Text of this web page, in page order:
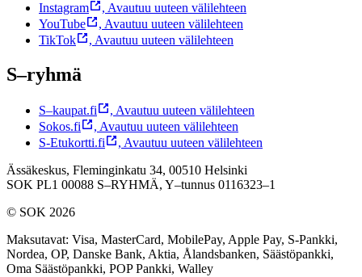
Instagram
, Avautuu uuteen välilehteen
YouTube
, Avautuu uuteen välilehteen
TikTok
, Avautuu uuteen välilehteen
S–ryhmä
S–kaupat.fi , Avautuu uuteen välilehteen
Sokos.fi
, Avautuu uuteen välilehteen
S-Etukortti.fi
, Avautuu uuteen välilehteen
Ässäkeskus, Fleminginkatu 34, 00510 Helsinki
SOK PL1 00088 S–RYHMÄ, Y–tunnus 0116323–1
© SOK 2026
Maksutavat: Visa, MasterCard, MobilePay, Apple Pay, S-Pankki,
Nordea, OP, Danske Bank, Aktia, Ålandsbanken, Säästöpankki,
Oma Säästöpankki, POP Pankki, Walley